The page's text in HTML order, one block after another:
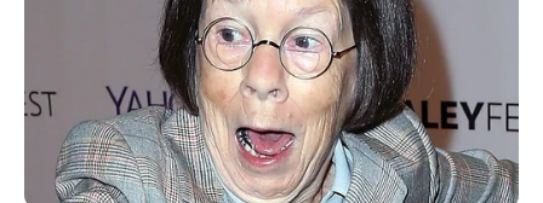
Si Saint-Cloud m’était conté